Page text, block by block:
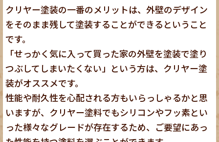
クリヤー塗装の一番のメリットは、外壁のデザイン
をそのまま残して塗装することができるということ
です。
「せっかく気に入って買った家の外壁を塗装で塗り
つぶしてしまいたくない」という方は、クリヤー塗
装がオススメです。
性能や耐久性を心配される方もいらっしゃるかと思
いますが、クリヤー塗料でもシリコンやフッ素とい
った様々なグレードが存在するため、ご要望にあっ